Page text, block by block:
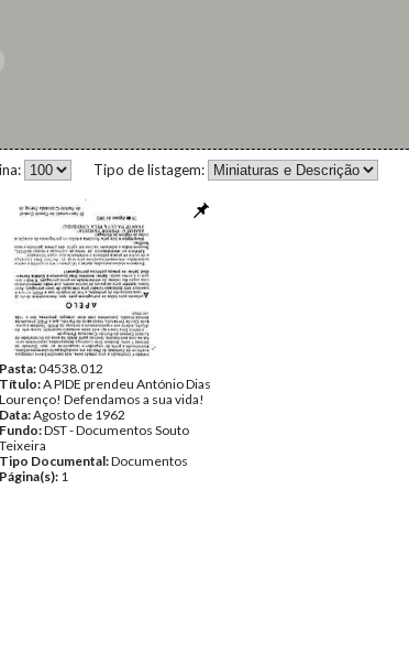
Tipo de listagem:
Pasta:04538.012
Título:A PIDE prendeu António Dias
Lourenço! Defendamos a sua vida!
Data:Agosto de 1962
Fundo:DST - Documentos Souto
Teixeira
Tipo Documental:Documentos
Página(s): 1